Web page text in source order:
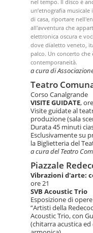
nel tempo. Il disco è
un’etnografia
di casa, riportare
all'avventura che
elettronica oscura e
dove dialetto veneto,
palco. Un concerto
contemporaneità.
a cura di
Teatro
Corso Canalgrande
VISITE GUIDATE,
Visite guidate al
produzione (sala
Durata 45 minuti
Esclusivamente su
la Biglietteria del
a cura del Teatro
Piazzale
Vibrazioni d'arte:
ore 21
SVB Acoustic Trio
Esposizione di
“Artisti della
Acoustic Trio, con
(chitarra acustica